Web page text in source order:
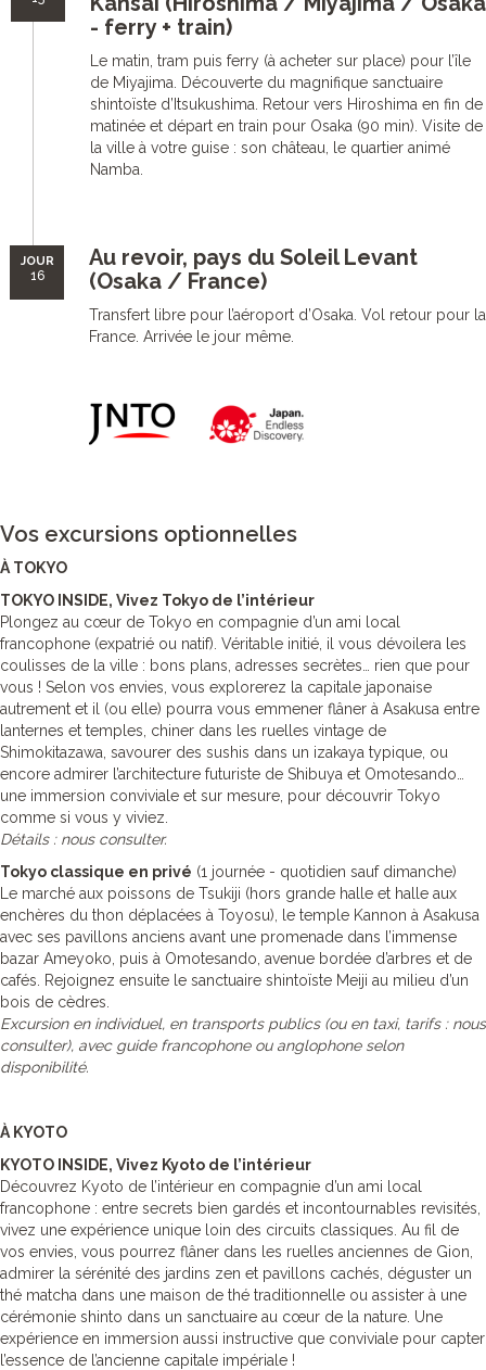
- ferry + train)
Le matin, tram puis ferry (à acheter sur place) pour l’île
de Miyajima. Découverte du magnifique sanctuaire
shintoïste d’Itsukushima. Retour vers Hiroshima en fin de
matinée et départ en train pour Osaka (90 min). Visite de
la ville à votre guise : son château, le quartier animé
Namba.
JOUR
16
Au revoir, pays du Soleil Levant
(Osaka / France)
Transfert libre pour l’aéroport d’Osaka. Vol retour pour la
France. Arrivée le jour même.
Vos excursions optionnelles
À TOKYO
TOKYO INSIDE, Vivez Tokyo de l’intérieur
Plongez au cœur de Tokyo en compagnie d’un ami local
francophone (expatrié ou natif). Véritable initié, il vous dévoilera les
coulisses de la ville : bons plans, adresses secrètes… rien que pour
vous ! Selon vos envies, vous explorerez la capitale japonaise
autrement et il (ou elle) pourra vous emmener flâner à Asakusa entre
lanternes et temples, chiner dans les ruelles vintage de
Shimokitazawa, savourer des sushis dans un izakaya typique, ou
encore admirer l’architecture futuriste de Shibuya et Omotesando…
une immersion conviviale et sur mesure, pour découvrir Tokyo
comme si vous y viviez.
Détails : nous consulter.
Tokyo classique en privé (1 journée - quotidien sauf dimanche)
Le marché aux poissons de Tsukiji (hors grande halle et halle aux
enchères du thon déplacées à Toyosu), le temple Kannon à Asakusa
avec ses pavillons anciens avant une promenade dans l’immense
bazar Ameyoko, puis à Omotesando, avenue bordée d’arbres et de
cafés. Rejoignez ensuite le sanctuaire shintoïste Meiji au milieu d’un
bois de cèdres.
Excursion en individuel, en transports publics (ou en taxi, tarifs : nous
consulter), avec guide francophone ou anglophone selon
disponibilité.
À KYOTO
KYOTO INSIDE, Vivez Kyoto de l’intérieur
Découvrez Kyoto de l’intérieur en compagnie d’un ami local
francophone : entre secrets bien gardés et incontournables revisités,
vivez une expérience unique loin des circuits classiques. Au fil de
vos envies, vous pourrez flâner dans les ruelles anciennes de Gion,
admirer la sérénité des jardins zen et pavillons cachés, déguster un
thé matcha dans une maison de thé traditionnelle ou assister à une
cérémonie shinto dans un sanctuaire au cœur de la nature. Une
expérience en immersion aussi instructive que conviviale pour capter
l’essence de l’ancienne capitale impériale !